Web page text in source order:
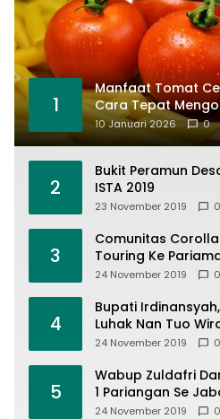
1
Manfaat Tomat
Cara Tepat
10 Januari 2026 0
2
Bukit Peramun
ISTA 2019
23 November 2019 0
3
Comunitas
Touring Ke
24 November 2019 0
4
Bupati
Luhak Nan Tuo
Offroad 2019
24 November 2019 0
5
Wabup Zuldafri
1 Pariangan Se
24 November 2019 0